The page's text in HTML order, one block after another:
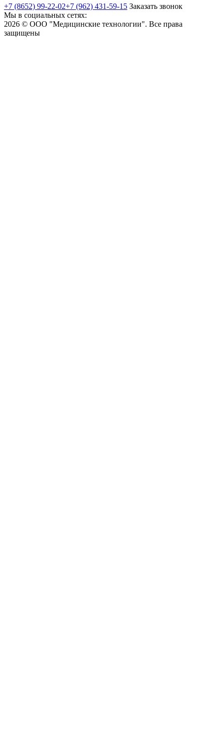
+7 (8652) 99-22-02+7 (962) 431-59-15 Заказать звонок
Мы в социальных сетях:
2026 © ООО "Медицинские технологии". Все права
защищены